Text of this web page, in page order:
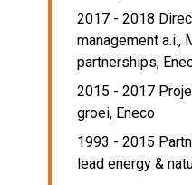
2017 - 2018
management a.i.,
partnerships,
2015 - 2017
groei, Eneco
1993 - 2015
lead energy &